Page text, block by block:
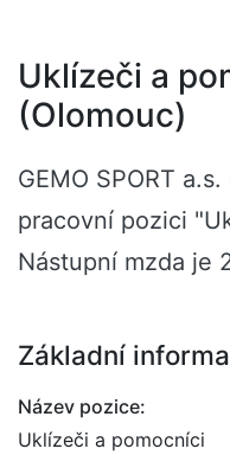
Uklízeči a
(Olomouc)
GEMO SPORT
pracovní pozici
Nástupní mzda je
Základní
Název pozice:
Uklízeči a pomocníci